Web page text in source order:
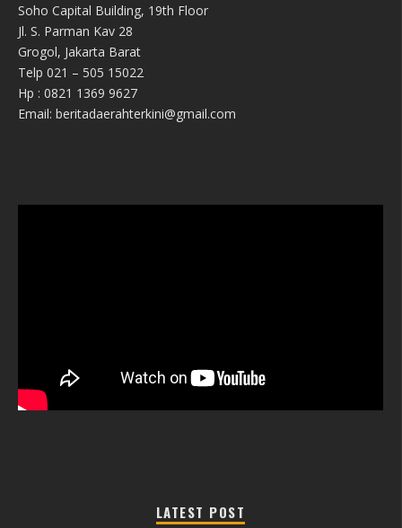
Soho Capital Building, 19th Floor
Jl. S. Parman Kav 28
Grogol, Jakarta Barat
Telp 021 – 505 15022
Hp : 0821 1369 9627
Email: beritadaerahterkini@gmail.com
LATEST POST